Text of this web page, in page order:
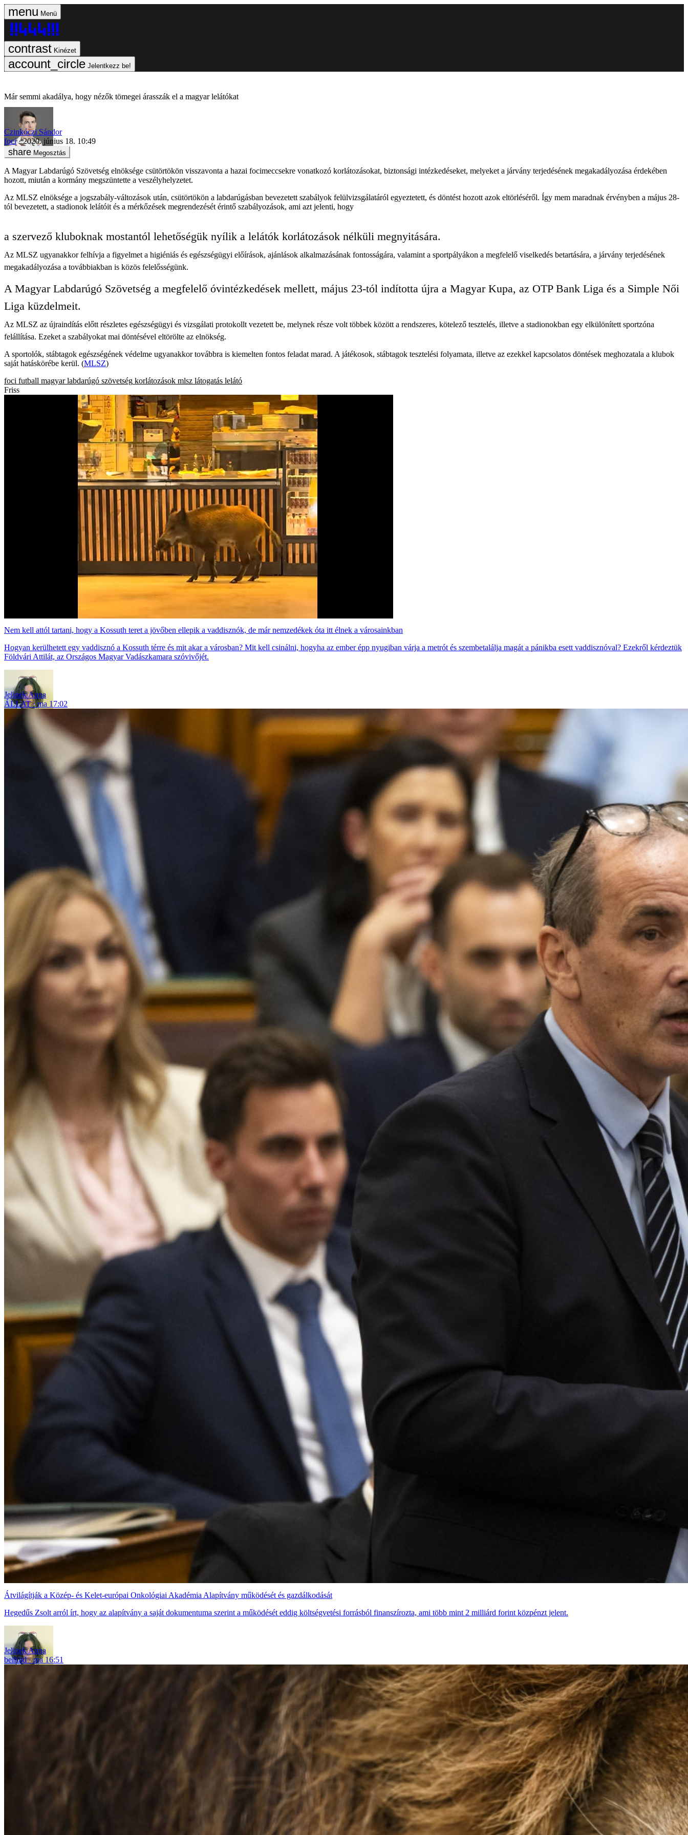
Menü
Kinézet
Jelentkezz be!
Már semmi akadálya, hogy nézők tömegei árasszák el a magyar lelátókat
Czinkóczi Sándor
foci
2020. június 18. 10:49
Megosztás
A Magyar Labdarúgó Szövetség elnöksége csütörtökön visszavonta a hazai focimeccsekre vonatkozó korlátozásokat, biztonsági intézkedéseket, melyeket a járvány terjedésének megakadályozása érdekében
hozott, miután a kormány megszüntette a veszélyhelyzetet.
Az MLSZ elnöksége a jogszabály-változások után, csütörtökön a labdarúgásban bevezetett szabályok felülvizsgálatáról egyeztetett, és döntést hozott azok eltörléséről. Így mem maradnak érvényben a május 28-
tól bevezetett, a stadionok lelátóit és a mérkőzések megrendezését érintő szabályozások, ami azt jelenti, hogy
a szervező kluboknak mostantól lehetőségük nyílik a lelátók korlátozások nélküli megnyitására.
Az MLSZ ugyanakkor felhívja a figyelmet a higiéniás és egészségügyi előírások, ajánlások alkalmazásának fontosságára, valamint a sportpályákon a megfelelő viselkedés betartására, a járvány terjedésének
megakadályozása a továbbiakban is közös felelősségünk.
A Magyar Labdarúgó Szövetség a megfelelő óvintézkedések mellett, május 23-tól indította újra a Magyar Kupa, az OTP Bank Liga és a Simple Női
Liga küzdelmeit.
Az MLSZ az újraindítás előtt részletes egészségügyi és vizsgálati protokollt vezetett be, melynek része volt többek között a rendszeres, kötelező tesztelés, illetve a stadionokban egy elkülönített sportzóna
felállítása. Ezeket a szabályokat mai döntésével eltörölte az elnökség.
A sportolók, stábtagok egészségének védelme ugyanakkor továbbra is kiemelten fontos feladat marad. A játékosok, stábtagok tesztelési folyamata, illetve az ezekkel kapcsolatos döntések meghozatala a klubok
saját hatáskörébe kerül. (MLSZ)
foci futball magyar labdarúgó szövetség korlátozások mlsz látogatás lelátó
Friss
Nem kell attól tartani, hogy a Kossuth teret a jövőben ellepik a vaddisznók, de már nemzedékek óta itt élnek a városainkban
Hogyan kerülhetett egy vaddisznó a Kossuth térre és mit akar a városban? Mit kell csinálni, hogyha az ember épp nyugiban várja a metrót és szembetalálja magát a pánikba esett vaddisznóval? Ezekről kérdeztük
Földvári Attilát, az Országos Magyar Vadászkamara szóvivőjét.
Jelinek Anna
ÁLLAT
ma 17:02
Átvilágítják a Közép- és Kelet-európai Onkológiai Akadémia Alapítvány működését és gazdálkodását
Hegedűs Zsolt arról írt, hogy az alapítvány a saját dokumentuma szerint a működését eddig költségvetési forrásból finanszírozta, ami több mint 2 milliárd forint közpénzt jelent.
Jelinek Anna
belföld
ma 16:51